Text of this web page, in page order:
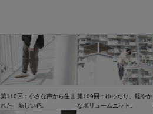
第110回：小さな声から生ま
れた、新しい色。
第109回：ゆったり、軽やか
なボリュームニット。